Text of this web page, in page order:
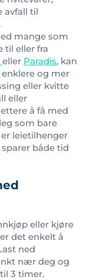
avfall til
mange som
til eller fra
eller Paradis, kan
og mer
eller kvitte
eller
å få med
som bare
leietilhenger
både tid
eller kjøre
det enkelt å
ned
nær deg og
3 timer.